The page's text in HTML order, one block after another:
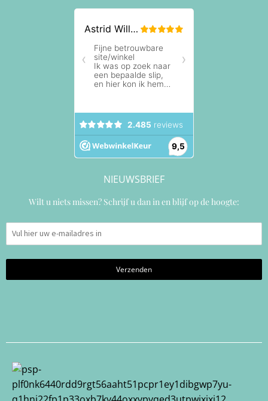
NIEUWSBRIEF
Wilt u niets missen? Schrijf u dan in en blijf op de hoogte: